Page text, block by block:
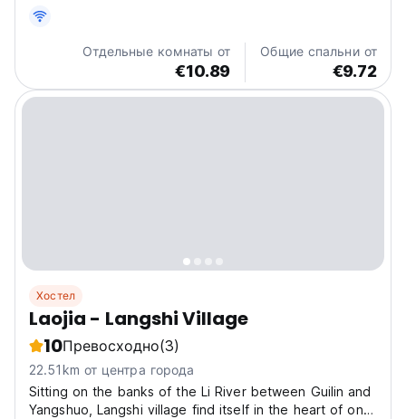
from original language)
Отдельные комнаты от
€10.89
Общие спальни от
€9.72
Хостел
Laojia - Langshi Village
10Превосходно(3)
22.51km от центра города
Sitting on the banks of the Li River between Guilin and
Yangshuo, Langshi village find itself in the heart of one